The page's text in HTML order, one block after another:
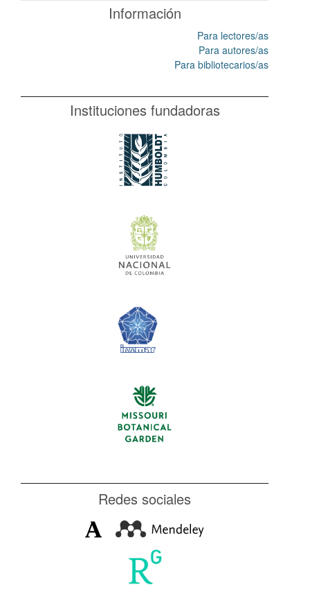
Información
Para lectores/as
Para autores/as
Para bibliotecarios/as
Instituciones fundadoras
Redes sociales